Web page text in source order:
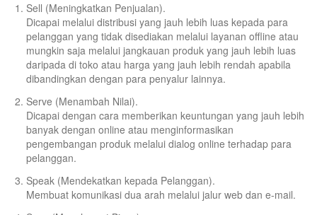
Sell (Meningkatkan Penjualan).
Dicapai melalui distribusi yang jauh lebih luas kepada para
pelanggan yang tidak disediakan melalui layanan offline atau
mungkin saja melalui jangkauan produk yang jauh lebih luas
daripada di toko atau harga yang jauh lebih rendah apabila
dibandingkan dengan para penyalur lainnya.
Serve (Menambah Nilai).
Dicapai dengan cara memberikan keuntungan yang jauh lebih
banyak dengan online atau menginformasikan
pengembangan produk melalui dialog online terhadap para
pelanggan.
Speak (Mendekatkan kepada Pelanggan).
Membuat komunikasi dua arah melalui jalur web dan e-mail.